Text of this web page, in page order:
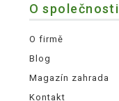
O společnosti
O firmě
Blog
Magazín zahrada
Kontakt